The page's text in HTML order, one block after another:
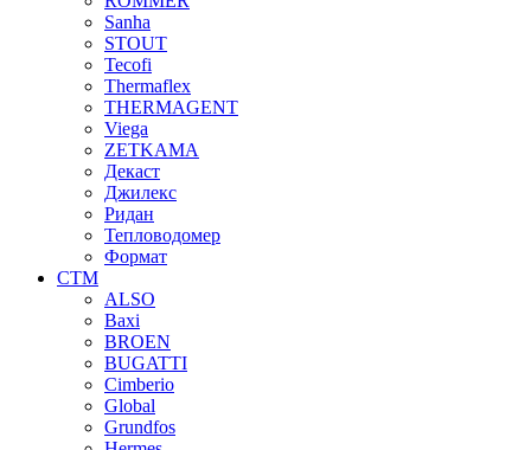
Sanha
STOUT
Tecofi
Thermaflex
THERMAGENT
Viega
ZETKAMA
Декаст
Джилекс
Ридан
Тепловодомер
Формат
СТМ
ALSO
Baxi
BROEN
BUGATTI
Cimberio
Global
Grundfos